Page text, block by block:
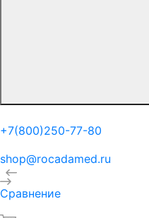
+7(800)250-77-80
shop@rocadamed.ru
Сравнение